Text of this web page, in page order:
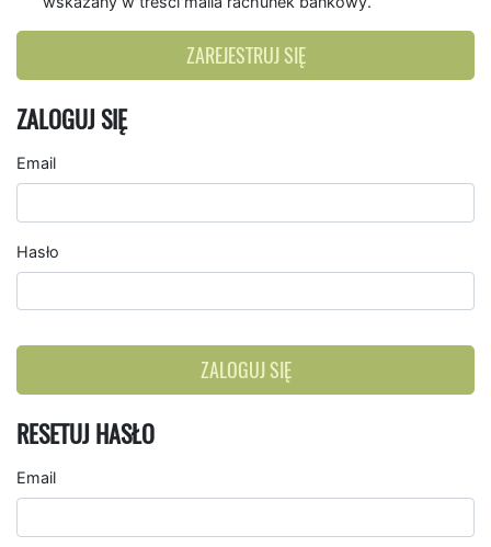
ZAREJESTRUJ SIĘ
ZALOGUJ SIĘ
Email
Hasło
ZALOGUJ SIĘ
RESETUJ HASŁO
Email